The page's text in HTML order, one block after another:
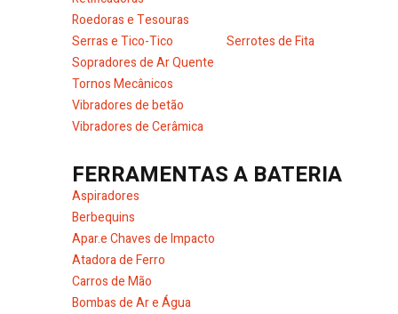
Roedoras e Tesouras
Serras e Tico-Tico
Serrotes de Fita
Sopradores de Ar Quente
Tornos Mecânicos
Vibradores de betão
Vibradores de Cerâmica
FERRAMENTAS A BATERIA
Aspiradores
Berbequins
Apar.e Chaves de Impacto
Atadora de Ferro
Carros de Mão
Bombas de Ar e Água